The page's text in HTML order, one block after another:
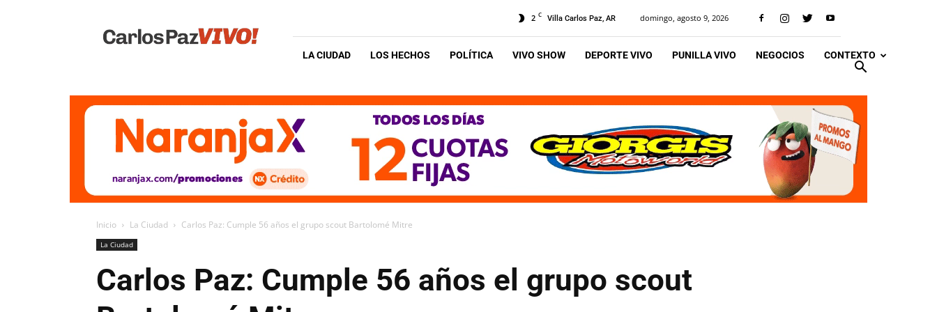
Vivo
2 C Villa Carlos Paz, AR domingo, agosto 9, 2026
LA CIUDAD LOS HECHOS POLÍTICA VIVO SHOW DEPORTE VIVO PUNILLA VIVO NEGOCIOS CONTEXTO
Inicio La Ciudad Carlos Paz: Cumple 56 años el grupo scout Bartolomé Mitre
La Ciudad
Carlos Paz: Cumple 56 años el grupo scout